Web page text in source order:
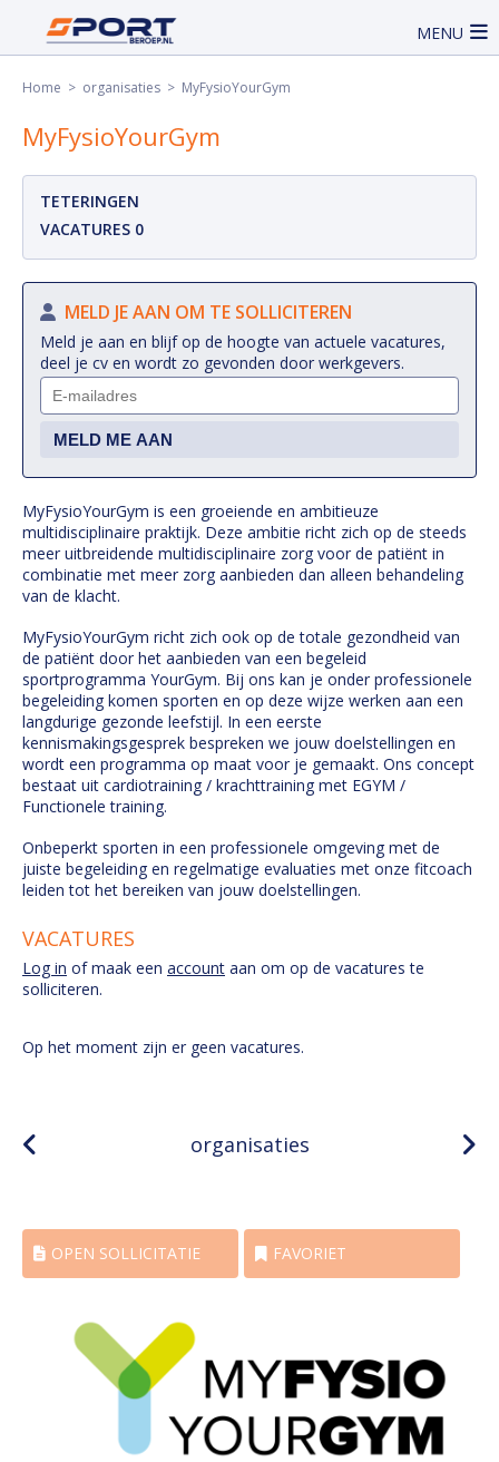
MENU
Home > organisaties > MyFysioYourGym
MyFysioYourGym
TETERINGEN
VACATURES 0
MELD JE AAN OM TE SOLLICITEREN
Meld je aan en blijf op de hoogte van actuele vacatures,
deel je cv en wordt zo gevonden door werkgevers.
MyFysioYourGym is een groeiende en ambitieuze
multidisciplinaire praktijk. Deze ambitie richt zich op de steeds
meer uitbreidende multidisciplinaire zorg voor de patiënt in
combinatie met meer zorg aanbieden dan alleen behandeling
van de klacht.
MyFysioYourGym richt zich ook op de totale gezondheid van
de patiënt door het aanbieden van een begeleid
sportprogramma YourGym. Bij ons kan je onder professionele
begeleiding komen sporten en op deze wijze werken aan een
langdurige gezonde leefstijl. In een eerste
kennismakingsgesprek bespreken we jouw doelstellingen en
wordt een programma op maat voor je gemaakt. Ons concept
bestaat uit cardiotraining / krachttraining met EGYM /
Functionele training.
Onbeperkt sporten in een professionele omgeving met de
juiste begeleiding en regelmatige evaluaties met onze fitcoach
leiden tot het bereiken van jouw doelstellingen.
VACATURES
Log in of maak een account aan om op de vacatures te
solliciteren.
Op het moment zijn er geen vacatures.
organisaties
OPEN SOLLICITATIE FAVORIET